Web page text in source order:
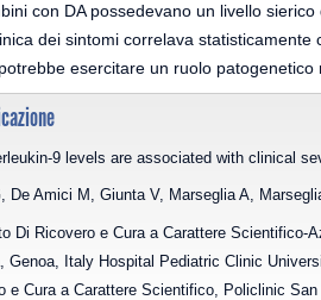
con DA possedevano un livello
dei sintomi correlava statisticamente
esercitare un ruolo patogenetico
9 levels are associated with clinical
De Amici M, Giunta V, Marseglia A,
Di Ricovero e Cura a Carattere Scientifico-
Genoa, Italy Hospital Pediatric Clinic
e Cura a Carattere Scientifico, Policlinic